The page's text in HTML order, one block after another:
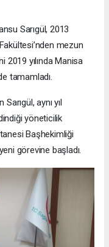
Sarıgül, 2013
mezun
2019 yılında Manisa
tamamladı.
aynı yıl
yöneticilik
Başhekimliği
görevine başladı.